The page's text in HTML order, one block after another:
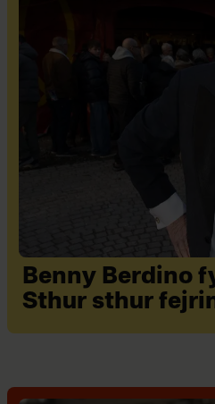
Benny Berdino
Sthur sthur